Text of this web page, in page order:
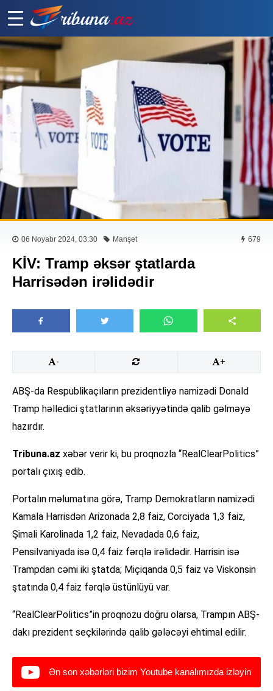
06 Noyabr 2024, 03:30 Manşet 679
KİV: Tramp əksər ştatlarda
Harrisədən irəlidədir
- +
ABŞ-da Respublikaçıların prezidentliyə namizədi Donald
Tramp həlledici ştatlarının əksəriyyətində qalib gəlməyə
hazırdır.
Tribuna.az xəbər verir ki, bu proqnozla “RealClearPolitics”
portalı çıxış edib.
Portalın məlumatına görə, Tramp Demokratların namizədi
Kamala Harrisdən Arizonada 2,8 faiz, Corciyada 1,3 faiz,
Şimali Karolinada 1,2 faiz, Nevadada 0,6 faiz,
Pensilvaniyada isə 0,4 faiz fərqlə irəlidədir. Harrisin isə
Trampdan cəmi iki ştatda; Miçiqanda 0,5 faiz və Viskonsin
ştatında 0,4 faiz fərqlə üstünlüyü var.
“RealClearPolitics”in proqnozu doğru olarsa, Trampın ABŞ-
dakı prezident seçkilərində qalib gələcəyi ehtimal edilir.
Ən son xəbərləri bizim Youtube kanalımızda izləyin